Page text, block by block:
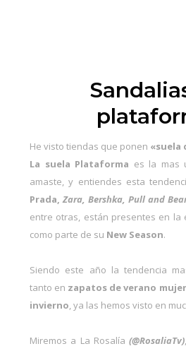
He visto tiendas que ponen «suela
La suela Plataforma es la mas
amaste, y entiendes esta
Prada, Zara, Bershka, Pull and
entre otras, están presentes en la
como parte de su New Season.
Siendo este año la tendencia
tanto en zapatos de verano mujer
invierno, ya las hemos visto en
Miremos a La Rosalía (@RosaliaTv)